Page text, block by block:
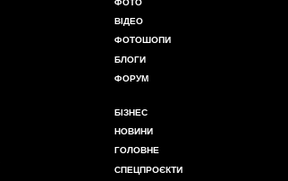
ВІДЕО
ФОТОШОПИ
БЛОГИ
ФОРУМ
БІЗНЕС
НОВИНИ
ГОЛОВНЕ
СПЕЦПРОЄКТИ